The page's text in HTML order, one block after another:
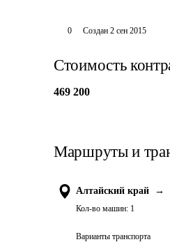
0 Создан 2 сен 2015
Стоимость
469 200
Маршруты и
Алтайский край →
Кол-во машин: 1
Варианты транспорта